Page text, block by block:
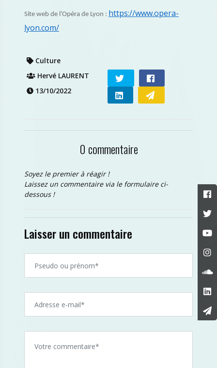
Site web de l’Opéra de Lyon : https://www.opera-
lyon.com/
Culture
Hervé LAURENT
13/10/2022
0 commentaire
Soyez le premier à réagir !
Laissez un commentaire via le formulaire ci-
dessous !
Laisser un commentaire